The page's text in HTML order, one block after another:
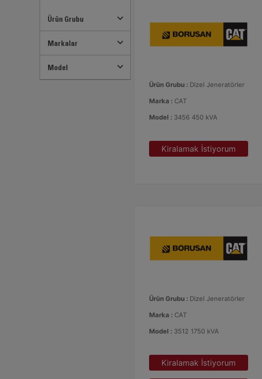
Ürün Grubu
Markalar
Model
Ürün Grubu : Dizel Jeneratörler
Marka : CAT
Model : 3456 450 kVA
Kiralamak İstiyorum
Ürün Grubu : Dizel Jeneratörler
Marka : CAT
Model : 3512 1750 kVA
Kiralamak İstiyorum